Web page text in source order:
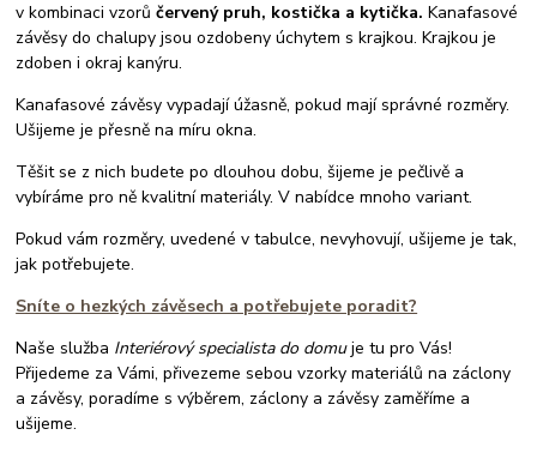
v kombinaci vzorůčervený pruh, kostička a kytička.Kanafasové
závěsy do chalupy jsou ozdobeny úchytem s krajkou. Krajkou je
zdoben i okraj kanýru.
Kanafasové závěsy vypadají úžasně, pokud mají správné rozměry.
Ušijeme je přesně na míru okna.
Těšit se z nich budete po dlouhou dobu, šijeme je pečlivě a
vybíráme pro ně kvalitní materiály. V nabídce mnoho variant.
Pokud vám rozměry, uvedené v tabulce, nevyhovují, ušijeme je tak,
jak potřebujete.
Sníte o hezkých závěsech a potřebujete poradit?
Naše služba Interiérový specialista do domuje tu pro Vás!
Přijedeme za Vámi, přivezeme sebou vzorky materiálů na záclony
a závěsy, poradíme s výběrem, záclony a závěsy zaměříme a
ušijeme.